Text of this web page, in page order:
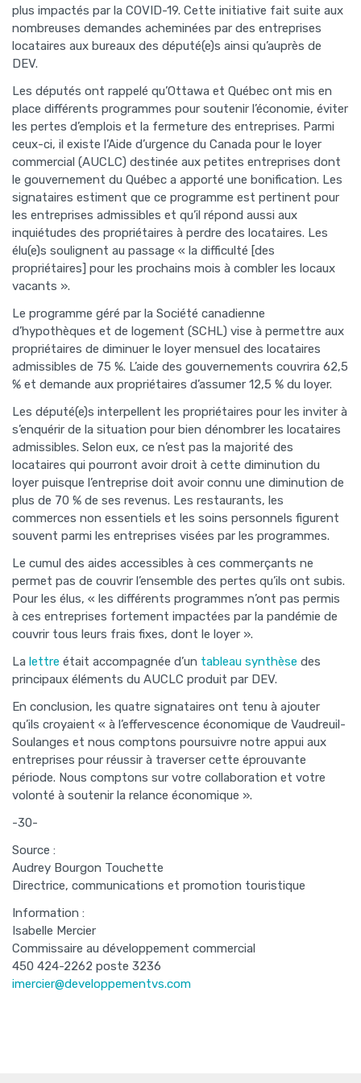
plus impactés par la COVID-19. Cette initiative fait suite aux
nombreuses demandes acheminées par des entreprises
locataires aux bureaux des député(e)s ainsi qu’auprès de
DEV.
Les députés ont rappelé qu’Ottawa et Québec ont mis en
place différents programmes pour soutenir l’économie, éviter
les pertes d’emplois et la fermeture des entreprises. Parmi
ceux-ci, il existe l’Aide d’urgence du Canada pour le loyer
commercial (AUCLC) destinée aux petites entreprises dont
le gouvernement du Québec a apporté une bonification. Les
signataires estiment que ce programme est pertinent pour
les entreprises admissibles et qu’il répond aussi aux
inquiétudes des propriétaires à perdre des locataires. Les
élu(e)s soulignent au passage « la difficulté [des
propriétaires] pour les prochains mois à combler les locaux
vacants ».
Le programme géré par la Société canadienne
d’hypothèques et de logement (SCHL) vise à permettre aux
propriétaires de diminuer le loyer mensuel des locataires
admissibles de 75 %. L’aide des gouvernements couvrira 62,5
% et demande aux propriétaires d’assumer 12,5 % du loyer.
Les député(e)s interpellent les propriétaires pour les inviter à
s’enquérir de la situation pour bien dénombrer les locataires
admissibles. Selon eux, ce n’est pas la majorité des
locataires qui pourront avoir droit à cette diminution du
loyer puisque l’entreprise doit avoir connu une diminution de
plus de 70 % de ses revenus. Les restaurants, les
commerces non essentiels et les soins personnels figurent
souvent parmi les entreprises visées par les programmes.
Le cumul des aides accessibles à ces commerçants ne
permet pas de couvrir l’ensemble des pertes qu’ils ont subis.
Pour les élus, « les différents programmes n’ont pas permis
à ces entreprises fortement impactées par la pandémie de
couvrir tous leurs frais fixes, dont le loyer ».
La lettre était accompagnée d’un tableau synthèse des
principaux éléments du AUCLC produit par DEV.
En conclusion, les quatre signataires ont tenu à ajouter
qu’ils croyaient « à l’effervescence économique de Vaudreuil-
Soulanges et nous comptons poursuivre notre appui aux
entreprises pour réussir à traverser cette éprouvante
période. Nous comptons sur votre collaboration et votre
volonté à soutenir la relance économique ».
-30-
Source :
Audrey Bourgon Touchette
Directrice, communications et promotion touristique
Information :
Isabelle Mercier
Commissaire au développement commercial
450 424-2262 poste 3236
imercier@developpementvs.com